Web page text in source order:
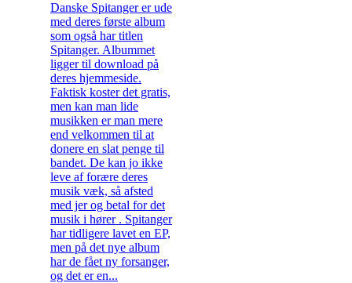
Danske Spitanger er ude
med deres første album
som også har titlen
Spitanger. Albummet
ligger til download på
deres hjemmeside.
Faktisk koster det gratis,
men kan man lide
musikken er man mere
end velkommen til at
donere en slat penge til
bandet. De kan jo ikke
leve af forære deres
musik væk, så afsted
med jer og betal for det
musik i hører . Spitanger
har tidligere lavet en EP,
men på det nye album
har de fået ny forsanger,
og det er en...